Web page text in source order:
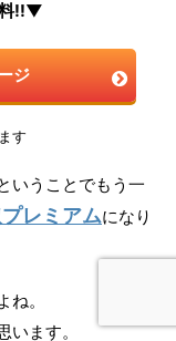
料!!▼
ジ
す
いうことでもう一
レミアムになり
。
ます。